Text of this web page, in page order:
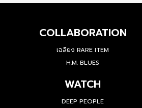
COLLABORATION
เฉลียง RARE ITEM
H.M. BLUES
WATCH
DEEP PEOPLE